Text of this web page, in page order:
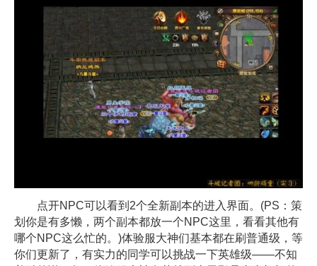
点开NPC可以看到2个全新副本的进入界面。(PS：策
划你是有多懒，两个副本都放一个NPC这里，看看其他有
哪个NPC这么忙的。)体验服大神们基本都在刷普通级，等
你们更新了，有实力的同学可以挑战一下英雄级——不知